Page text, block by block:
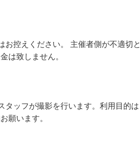
お控えください。 主催者側が不適切
は致しません。
タッフが撮影を行います。利用目的
願います。